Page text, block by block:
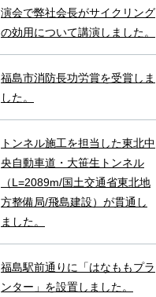
CONTACT
演会で弊社会長がサイクリング
の効用について講演しました。
福島市消防長功労賞を受賞しま
した。
トンネル施工を担当した東北中
央自動車道・大笹生トンネル
（L=2089m/国土交通省東北地
方整備局/飛島建設）が貫通し
ました。
福島駅前通りに「はなももプラ
ンター」を設置しました。